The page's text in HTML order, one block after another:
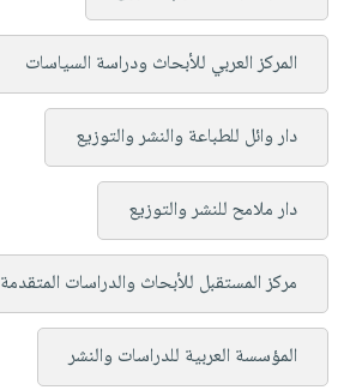
المركز العربي للأبحاث ودراسة السياسات
دار وائل للطباعة والنشر والتوزيع
دار ملامح للنشر والتوزيع
مركز المستقبل للأبحاث والدراسات المتقدمة
المؤسسة العربية للدراسات والنشر